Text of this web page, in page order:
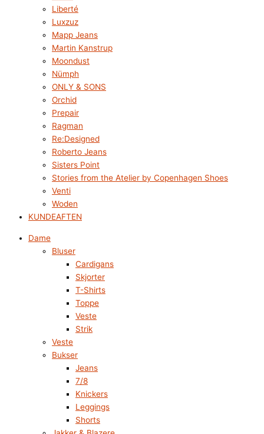
Liberté
Luxzuz
Mapp Jeans
Martin Kanstrup
Moondust
Nümph
ONLY & SONS
Orchid
Prepair
Ragman
Re:Designed
Roberto Jeans
Sisters Point
Stories from the Atelier by Copenhagen Shoes
Venti
Woden
KUNDEAFTEN
Dame
Bluser
Cardigans
Skjorter
T-Shirts
Toppe
Veste
Strik
Veste
Bukser
Jeans
7/8
Knickers
Leggings
Shorts